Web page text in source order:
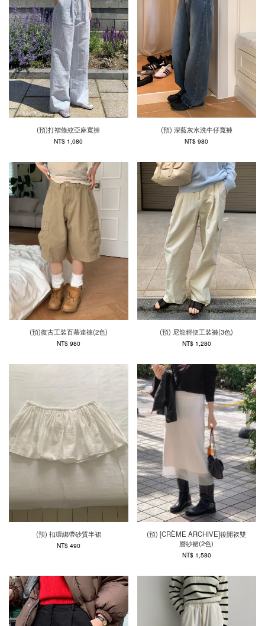
(預)打褶條紋亞麻寬褲
NT$ 1,080
(預) 深藍灰水洗牛仔寬褲
NT$ 980
(預)復古工裝百慕達褲(2色)
NT$ 980
(預) 尼龍輕便工裝褲(3色)
NT$ 1,280
(預) 扣環綁帶砂質半裙
NT$ 490
(預) [CRÈME ARCHIVE]後開衩雙
層紗裙(2色)
NT$ 1,580